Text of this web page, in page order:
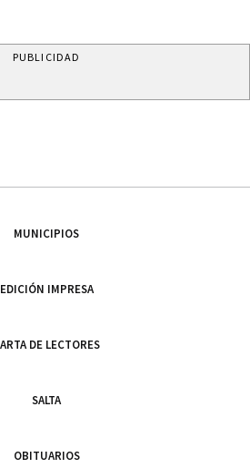
PUBLICIDAD
MUNICIPIOS
EDICIÓN IMPRESA
DE LECTORES
SALTA
OBITUARIOS